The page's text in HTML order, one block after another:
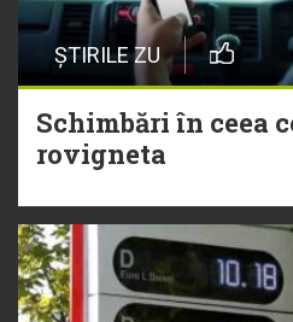
ȘTIRILE ZU
Schimbări în ceea
rovigneta